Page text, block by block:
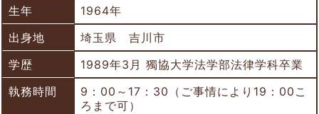
生年
1964年
出身地
埼玉県 吉川市
学歴
1989年3月 獨協大学法学部法律学科卒業
執務時間
9：00～17：30（ご事情により19：00こ
ろまで可）